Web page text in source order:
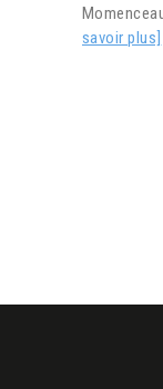
savoir plus]